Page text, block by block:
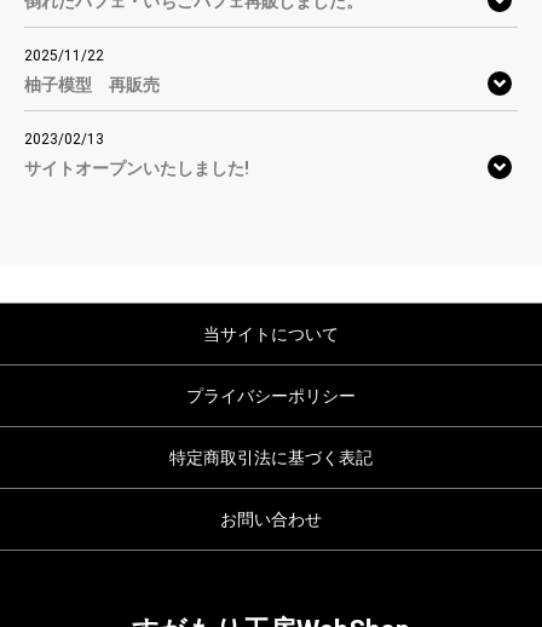
2025/11/22
柚子模型 再販売
2023/02/13
サイトオープンいたしました!
当サイトについて
プライバシーポリシー
特定商取引法に基づく表記
お問い合わせ